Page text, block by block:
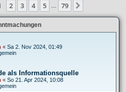
1von 79
2 3 4 5 79
« Sa 2. Nov 2024, 01:49
als Informationsquelle
« So 21. Apr 2024, 10:08